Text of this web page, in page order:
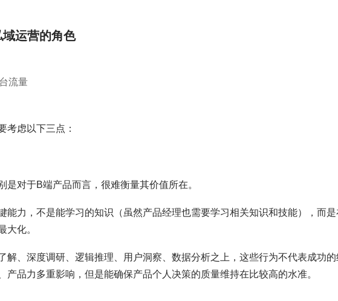
运营的角色
流量
考虑以下三点：
对于B端产品而言，很难衡量其价值所在。
能力，不是能学习的知识（虽然产品经理也需要学习相关知识和技能），而是
大化。
解、深度调研、逻辑推理、用户洞察、数据分析之上，这些行为不代表成功的
品力多重影响，但是能确保产品个人决策的质量维持在比较高的水准。